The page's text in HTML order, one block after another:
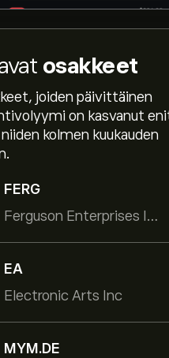
osakkeet
joiden päivittäinen
on kasvanut
kolmen kuukauden
FERG
Ferguson Enterprises Inc
EA
Electronic Arts Inc
MYM.DE